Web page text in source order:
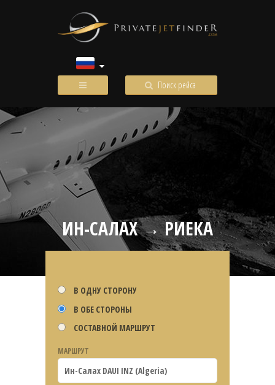
Поиск рейса
ИН-САЛАХ → РИЕКА
В ОДНУ СТОРОНУ
В ОБЕ СТОРОНЫ
СОСТАВНОЙ МАРШРУТ
МАРШРУТ